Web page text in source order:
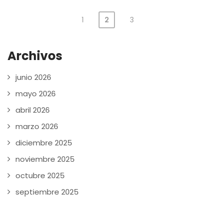
de
entradas
1 2 3
Archivos
junio 2026
mayo 2026
abril 2026
marzo 2026
diciembre 2025
noviembre 2025
octubre 2025
septiembre 2025